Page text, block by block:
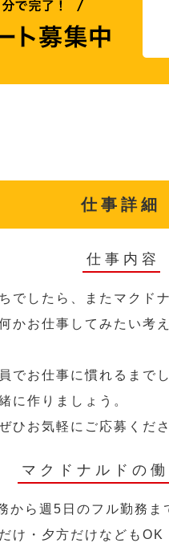
仕事詳細
仕事内容
でしたら、またマクド
かお仕事してみたい考
でお仕事に慣れるまで
に作りましょう。
ひお気軽にご応募くださ
マクドナルドの
から週5日のフル勤務
け・夕方だけなどもOK